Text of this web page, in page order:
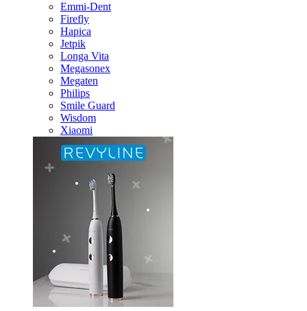
Emmi-Dent
Firefly
Hapica
Jetpik
Longa Vita
Megasonex
Megaten
Philips
Smile Guard
Wisdom
Xiaomi